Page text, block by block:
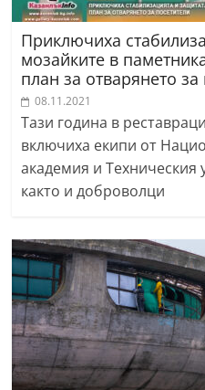
Приключиха
мозайките в
план за отварянето за
08.11.2021
Тази година в
включиха екипи от
академия и
както и доброволци